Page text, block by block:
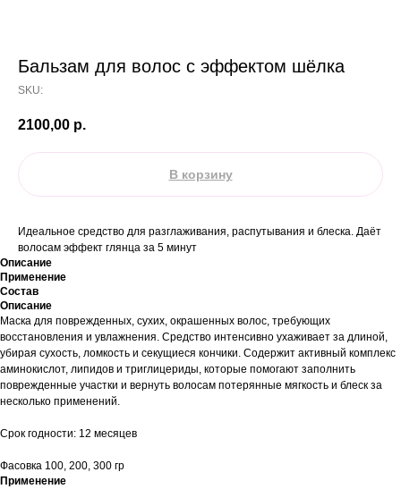
Бальзам для волос с эффектом шёлка
SKU:
2100,00 р.
В корзину
Идеальное средство для разглаживания, распутывания и блеска. Даёт
волосам эффект глянца за 5 минут
Описание
Применение
Состав
Описание
Маска для поврежденных, сухих, окрашенных волос, требующих
восстановления и увлажнения. Средство интенсивно ухаживает за длиной,
убирая сухость, ломкость и секущиеся кончики. Содержит активный комплекс
аминокислот, липидов и триглицериды, которые помогают заполнить
поврежденные участки и вернуть волосам потерянные мягкость и блеск за
несколько применений.
Срок годности: 12 месяцев
Фасовка 100, 200, 300 гр
Применение